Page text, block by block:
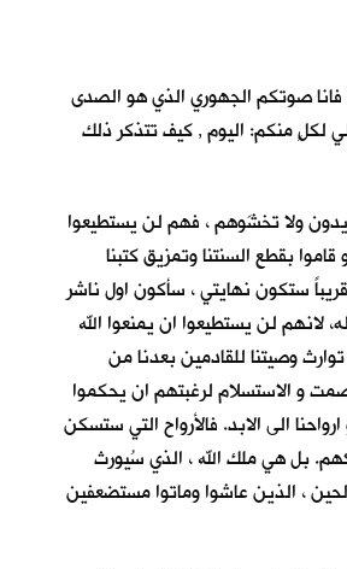
صوتكم الجهوري الذي هو الصدى
لكلٍ منكم: اليوم , كيف تتذكر ذلك
ولا تخشَوهم ، فهم لن يستطيعوا
بقطع السنتنا وتمزيق كتبنا
ستكون نهايتي ، سأكون اول ناشر
لانهم لن يستطيعوا ان يمنعوا الله
وصيتنا للقادمين بعدنا من
و الاستسلام لرغبتهم ان يحكموا
الى الابد. فالأرواح التي ستسكن
بل هي ملك الله ، الذي سُيورث
، الذين عاشوا وماتوا مستضعفين